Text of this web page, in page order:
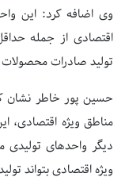
وی اضافه کرد: این
اقتصادی از جمله
تولید صادرات
حسین پور خاطر نشان
مناطق ویژه اقتصادی،
دیگر واحدهای تولیدی
ویژه اقتصادی بتواند